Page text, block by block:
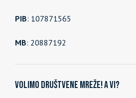
PIB: 107871565
MB: 20887192
Volimo društvene mreže! A vi?